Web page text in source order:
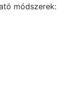
módszerek: